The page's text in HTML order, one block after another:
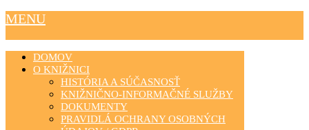
MENU
DOMOV
O KNIŽNICI
HISTÓRIA A SÚČASNOSŤ
KNIŽNIČNO-INFORMAČNÉ SLUŽBY
DOKUMENTY
PRAVIDLÁ OCHRANY OSOBNÝCH